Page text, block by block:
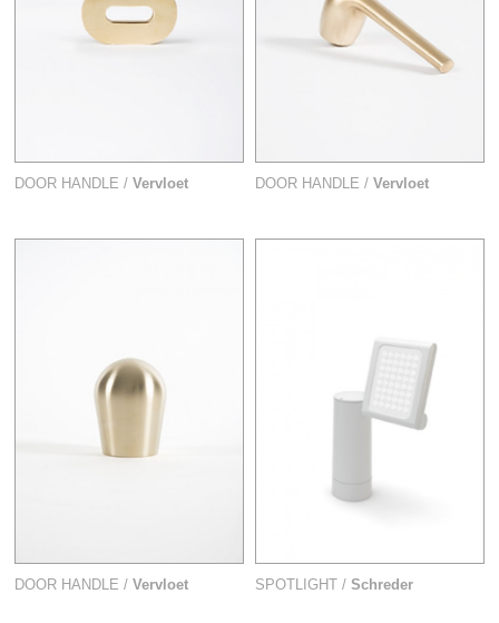
DOOR HANDLE / Vervloet DOOR HANDLE / Vervloet
DOOR HANDLE / Vervloet SPOTLIGHT / Schreder